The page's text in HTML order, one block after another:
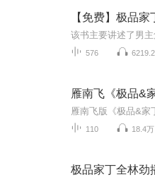
【免费】极品
576
雁南飞《极品&
110 18.4万
极品家丁全林劲